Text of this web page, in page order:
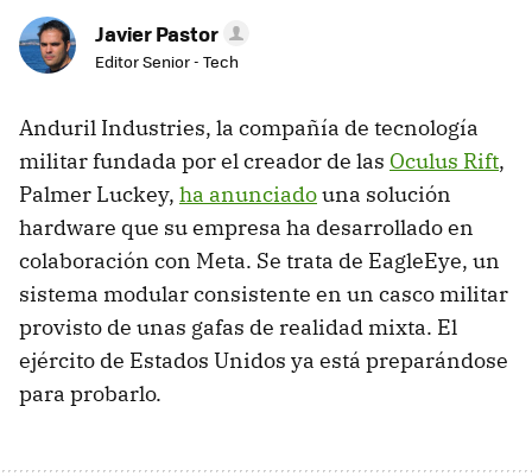
Javier Pastor
Editor Senior - Tech
Anduril Industries, la compañía de tecnología
militar fundada por el creador de las Oculus Rift,
Palmer Luckey, ha anunciadouna solución
hardware que su empresa ha desarrollado en
colaboración con Meta. Se trata de EagleEye, un
sistema modular consistente en un casco militar
provisto de unas gafas de realidad mixta. El
ejército de Estados Unidos ya está preparándose
para probarlo.